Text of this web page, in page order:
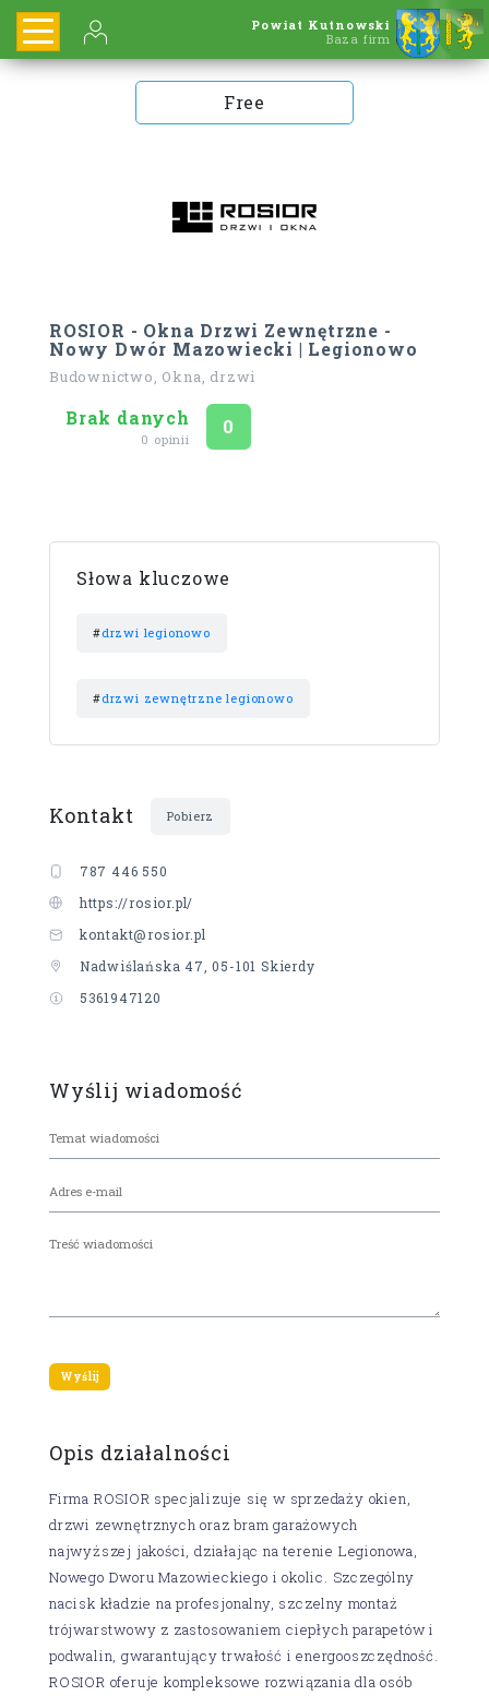
Powiat Kutnowski
Baza firm
Free
ROSIOR - Okna Drzwi Zewnętrzne -
Nowy Dwór Mazowiecki | Legionowo
Budownictwo, Okna, drzwi
Brak danych
0 opinii
Ocena
0
Słowa kluczowe
#drzwi legionowo
#drzwi zewnętrzne legionowo
Kontakt Pobierz
787 446 550
https://rosior.pl/
kontakt@rosior.pl
Nadwiślańska 47, 05-101 Skierdy
5361947120
Wyślij wiadomość
Opis działalności
Firma ROSIOR specjalizuje się w sprzedaży okien,
drzwi zewnętrznych oraz bram garażowych
najwyższej jakości, działając na terenie Legionowa,
Nowego Dworu Mazowieckiego i okolic. Szczególny
nacisk kładzie na profesjonalny, szczelny montaż
trójwarstwowy z zastosowaniem ciepłych parapetów i
podwalin, gwarantujący trwałość i energooszczędność.
ROSIOR oferuje kompleksowe rozwiązania dla osób